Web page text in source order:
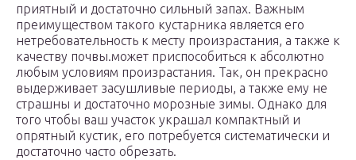
приятный и достаточно сильный запах. Важным
преимуществом такого кустарника является его
нетребовательность к месту произрастания, а также к
качеству почвы.может приспособиться к абсолютно
любым условиям произрастания. Так, он прекрасно
выдерживает засушливые периоды, а также ему не
страшны и достаточно морозные зимы. Однако для
того чтобы ваш участок украшал компактный и
опрятный кустик, его потребуется систематически и
достаточно часто обрезать.